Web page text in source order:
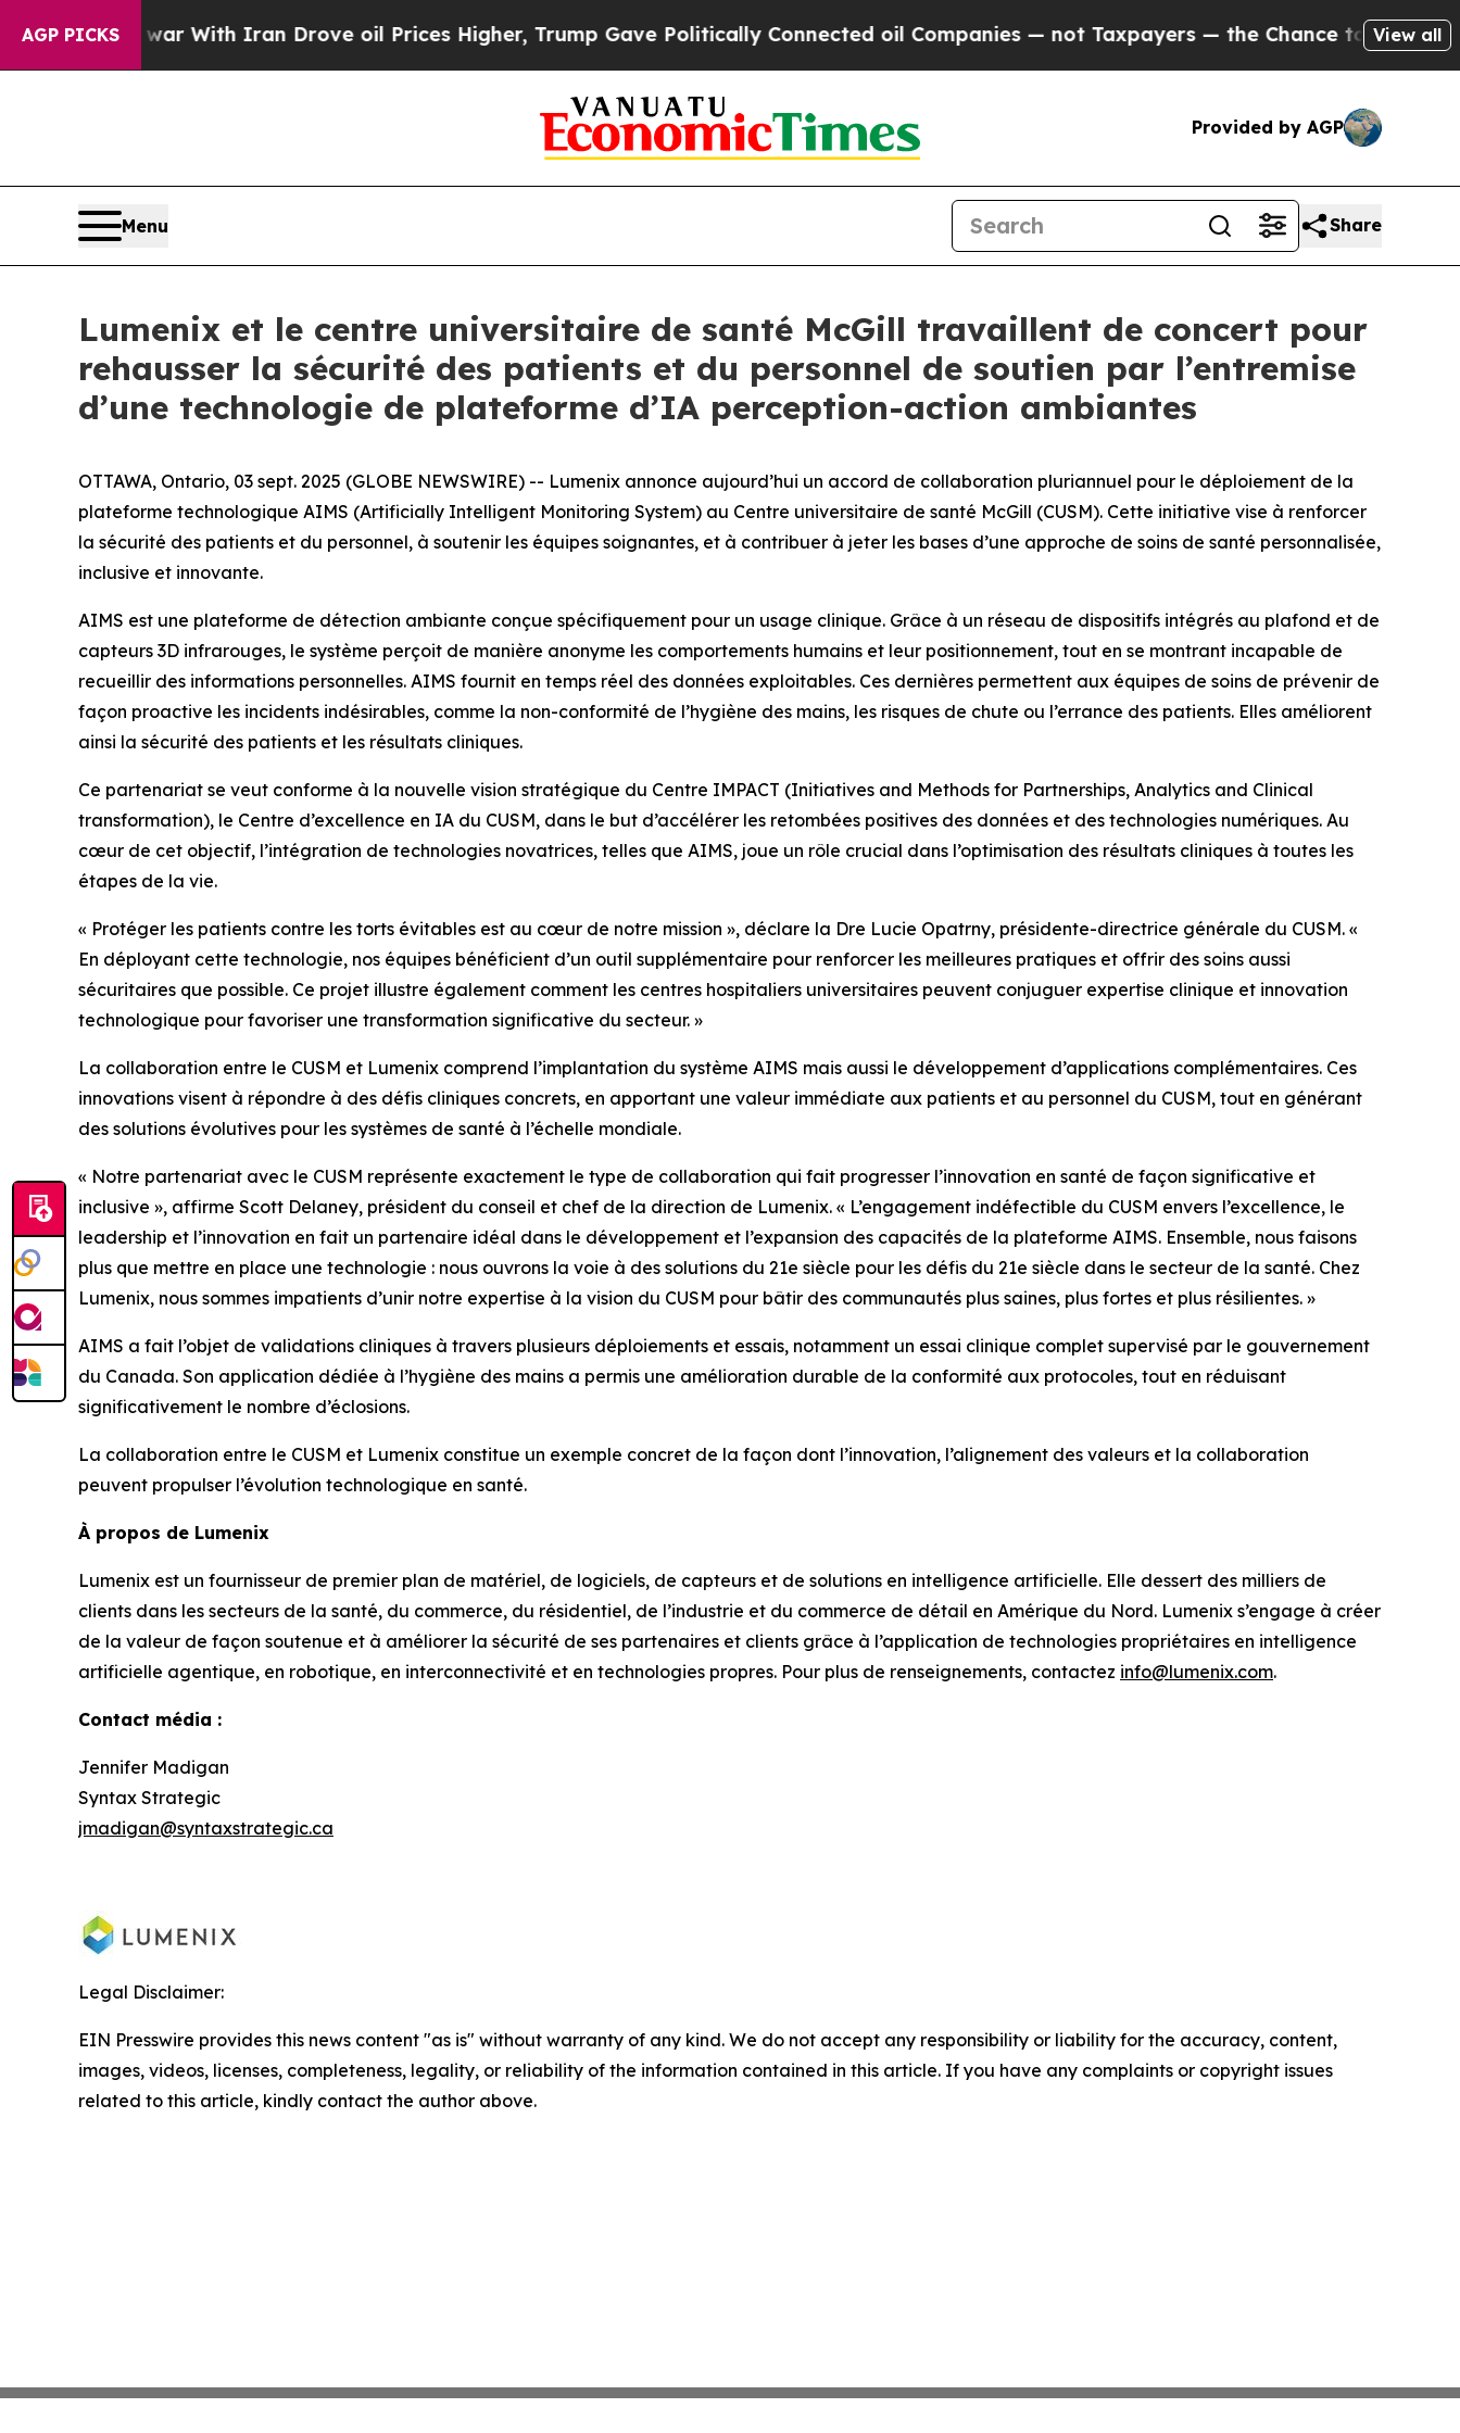
AGP PICKS
As war With Iran Drove oil Prices Higher, Trump Gave Politically Connected oil Companies — not Taxpayers — the Chance to Cash in onView all
Provided by AGP
Menu Share
Lumenix et le centre universitaire de santé McGill travaillent de concert pour
rehausser la sécurité des patients et du personnel de soutien par l’entremise
d’une technologie de plateforme d’IA perception-action ambiantes
OTTAWA, Ontario, 03 sept. 2025 (GLOBE NEWSWIRE) -- Lumenix annonce aujourd’hui un accord de collaboration pluriannuel pour le déploiement de la
plateforme technologique AIMS (Artificially Intelligent Monitoring System) au Centre universitaire de santé McGill (CUSM). Cette initiative vise à renforcer
la sécurité des patients et du personnel, à soutenir les équipes soignantes, et à contribuer à jeter les bases d’une approche de soins de santé personnalisée,
inclusive et innovante.
AIMS est une plateforme de détection ambiante conçue spécifiquement pour un usage clinique. Grâce à un réseau de dispositifs intégrés au plafond et de
capteurs 3D infrarouges, le système perçoit de manière anonyme les comportements humains et leur positionnement, tout en se montrant incapable de
recueillir des informations personnelles. AIMS fournit en temps réel des données exploitables. Ces dernières permettent aux équipes de soins de prévenir de
façon proactive les incidents indésirables, comme la non-conformité de l’hygiène des mains, les risques de chute ou l’errance des patients. Elles améliorent
ainsi la sécurité des patients et les résultats cliniques.
Ce partenariat se veut conforme à la nouvelle vision stratégique du Centre IMPACT (Initiatives and Methods for Partnerships, Analytics and Clinical
transformation), le Centre d’excellence en IA du CUSM, dans le but d’accélérer les retombées positives des données et des technologies numériques. Au
cœur de cet objectif, l’intégration de technologies novatrices, telles que AIMS, joue un rôle crucial dans l’optimisation des résultats cliniques à toutes les
étapes de la vie.
« Protéger les patients contre les torts évitables est au cœur de notre mission », déclare la Dre Lucie Opatrny, présidente-directrice générale du CUSM. «
En déployant cette technologie, nos équipes bénéficient d’un outil supplémentaire pour renforcer les meilleures pratiques et offrir des soins aussi
sécuritaires que possible. Ce projet illustre également comment les centres hospitaliers universitaires peuvent conjuguer expertise clinique et innovation
technologique pour favoriser une transformation significative du secteur. »
La collaboration entre le CUSM et Lumenix comprend l’implantation du système AIMS mais aussi le développement d’applications complémentaires. Ces
innovations visent à répondre à des défis cliniques concrets, en apportant une valeur immédiate aux patients et au personnel du CUSM, tout en générant
des solutions évolutives pour les systèmes de santé à l’échelle mondiale.
« Notre partenariat avec le CUSM représente exactement le type de collaboration qui fait progresser l’innovation en santé de façon significative et
inclusive », affirme Scott Delaney, président du conseil et chef de la direction de Lumenix. « L’engagement indéfectible du CUSM envers l’excellence, le
leadership et l’innovation en fait un partenaire idéal dans le développement et l’expansion des capacités de la plateforme AIMS. Ensemble, nous faisons
plus que mettre en place une technologie : nous ouvrons la voie à des solutions du 21e siècle pour les défis du 21e siècle dans le secteur de la santé. Chez
Lumenix, nous sommes impatients d’unir notre expertise à la vision du CUSM pour bâtir des communautés plus saines, plus fortes et plus résilientes. »
AIMS a fait l’objet de validations cliniques à travers plusieurs déploiements et essais, notamment un essai clinique complet supervisé par le gouvernement
du Canada. Son application dédiée à l’hygiène des mains a permis une amélioration durable de la conformité aux protocoles, tout en réduisant
significativement le nombre d’éclosions.
La collaboration entre le CUSM et Lumenix constitue un exemple concret de la façon dont l’innovation, l’alignement des valeurs et la collaboration
peuvent propulser l’évolution technologique en santé.
À propos de Lumenix
Lumenix est un fournisseur de premier plan de matériel, de logiciels, de capteurs et de solutions en intelligence artificielle. Elle dessert des milliers de
clients dans les secteurs de la santé, du commerce, du résidentiel, de l’industrie et du commerce de détail en Amérique du Nord. Lumenix s’engage à créer
de la valeur de façon soutenue et à améliorer la sécurité de ses partenaires et clients grâce à l’application de technologies propriétaires en intelligence
artificielle agentique, en robotique, en interconnectivité et en technologies propres. Pour plus de renseignements, contactez info@lumenix.com.
Contact média :
Jennifer Madigan
Syntax Strategic
jmadigan@syntaxstrategic.ca
Legal Disclaimer:
EIN Presswire provides this news content "as is" without warranty of any kind. We do not accept any responsibility or liability for the accuracy, content,
images, videos, licenses, completeness, legality, or reliability of the information contained in this article. If you have any complaints or copyright issues
related to this article, kindly contact the author above.